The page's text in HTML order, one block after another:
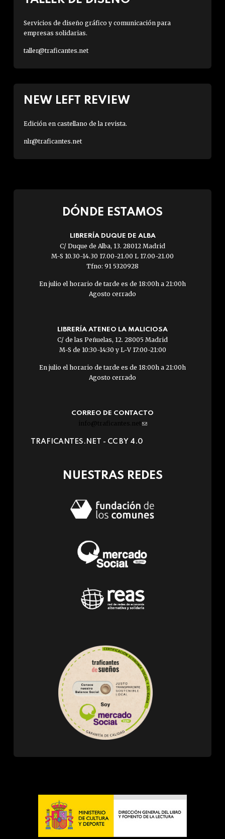
Servicios de diseño gráfico y comunicación para
empresas solidarias.
taller@traficantes.net
NEW LEFT REVIEW
Edición en castellano de la revista.
nlr@traficantes.net
DÓNDE ESTAMOS
LIBRERÍA DUQUE DE ALBA
C/ Duque de Alba, 13. 28012 Madrid
M-S 10.30-14.30 17.00-21.00 L 17.00-21.00
Tfno: 91 5320928
En julio el horario de tarde es de 18:00h a 21:00h
Agosto cerrado
LIBRERÍA ATENEO LA MALICIOSA
C/ de las Peñuelas, 12. 28005 Madrid
M-S de 10:30-14:30 y L-V 17:00-21:00
En julio el horario de tarde es de 18:00h a 21:00h
Agosto cerrado
CORREO DE CONTACTO
info@traficantes.net (link
e-
TRAFICANTES.NET - CC BY 4.0
NUESTRAS REDES